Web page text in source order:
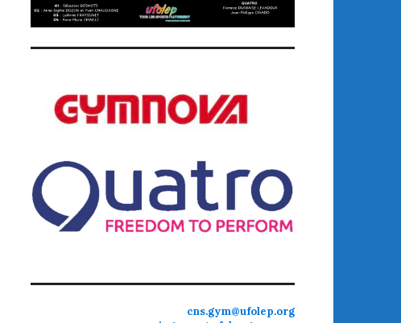
cns.gym@ufolep.org